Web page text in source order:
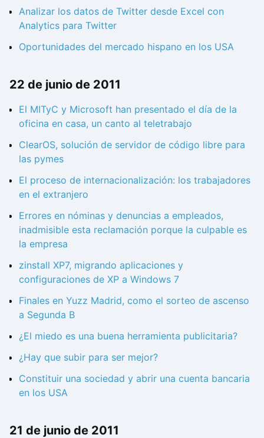
Analizar los datos de Twitter desde Excel con
Analytics para Twitter
Oportunidades del mercado hispano en los USA
22 de junio de 2011
El MITyC y Microsoft han presentado el día de la
oficina en casa, un canto al teletrabajo
ClearOS, solución de servidor de código libre para
las pymes
El proceso de internacionalización: los trabajadores
en el extranjero
Errores en nóminas y denuncias a empleados,
inadmisible esta reclamación porque la culpable es
la empresa
zinstall XP7, migrando aplicaciones y
configuraciones de XP a Windows 7
Finales en Yuzz Madrid, como el sorteo de ascenso
a Segunda B
¿El miedo es una buena herramienta publicitaria?
¿Hay que subir para ser mejor?
Constituir una sociedad y abrir una cuenta bancaria
en los USA
21 de junio de 2011